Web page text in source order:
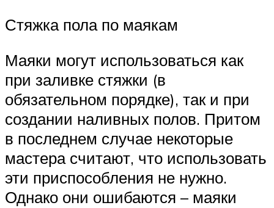
Стяжка пола по маякам
Маяки могут использоваться как
при заливке стяжки (в
обязательном порядке), так и при
создании наливных полов. Притом
в последнем случае некоторые
мастера считают, что использовать
эти приспособления не нужно.
Однако они ошибаются – маяки